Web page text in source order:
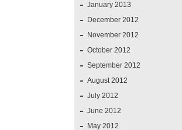
January 2013
December 2012
November 2012
October 2012
September 2012
August 2012
July 2012
June 2012
May 2012